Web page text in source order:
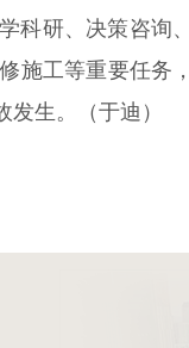
科研、决策咨
施工等重要任
生。（于迪）